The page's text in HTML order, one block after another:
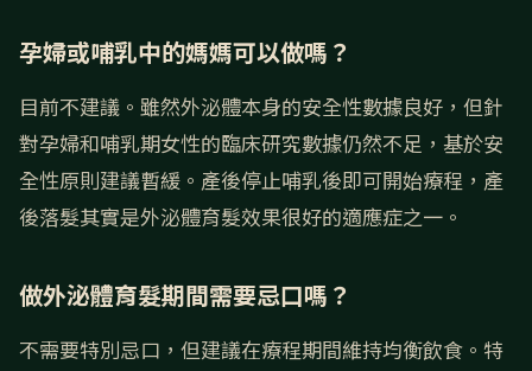
孕婦或哺乳中的媽媽可以做嗎？
目前不建議。雖然外泌體本身的安全性數據良好，但針
對孕婦和哺乳期女性的臨床研究數據仍然不足，基於安
全性原則建議暫緩。產後停止哺乳後即可開始療程，產
後落髮其實是外泌體育髮效果很好的適應症之一。
做外泌體育髮期間需要忌口嗎？
不需要特別忌口，但建議在療程期間維持均衡飲食。特